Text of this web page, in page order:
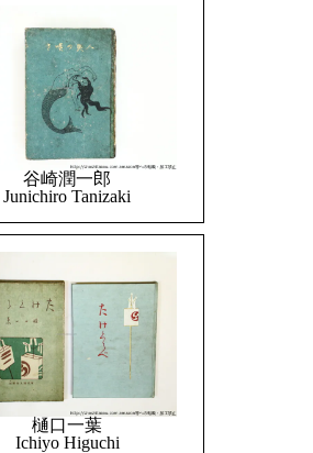
谷崎潤一郎
Junichiro Tanizaki
樋口一葉
Ichiyo Higuchi